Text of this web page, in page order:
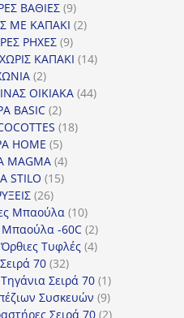
προϊόντα
ΒΑΘΙΕΣ 99
προϊόντα
ΜΕ ΚΑΠΑΚΙ 22
ΡΗΧΕΣ 99
προϊόντα
ΚΑΠΑΚΙ 1414
22
προϊόντα
ΟΙΚΙΑΚΑ 4444
BASIC 22
προϊόντα
1818
HOME 55
προϊόντα
MAGMA 44
προϊόντα
STILO 1515
2626
προϊόντα
Μπαούλα 1010
προϊόντα
-60C 22
προϊόντα
Τυφλές 44
70 3232
προϊόντα
Σειρά 70 11
προϊόν
Συσκευών 99
προϊόντα
Σειρά 70 22